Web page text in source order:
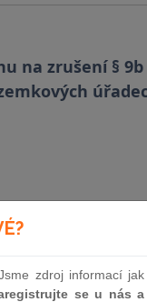
na zrušení § 9b
zdroj informací jak
se u nás a